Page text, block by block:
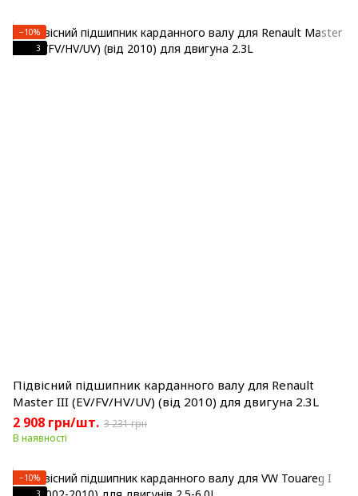
−10%
3
Підвісний підшипник карданного валу для Renault
Master III (EV/FV/HV/UV) (від 2010) для двигуна 2.3L
2 908 грн/шт. 3 231 грн
В наявності
−10%
3